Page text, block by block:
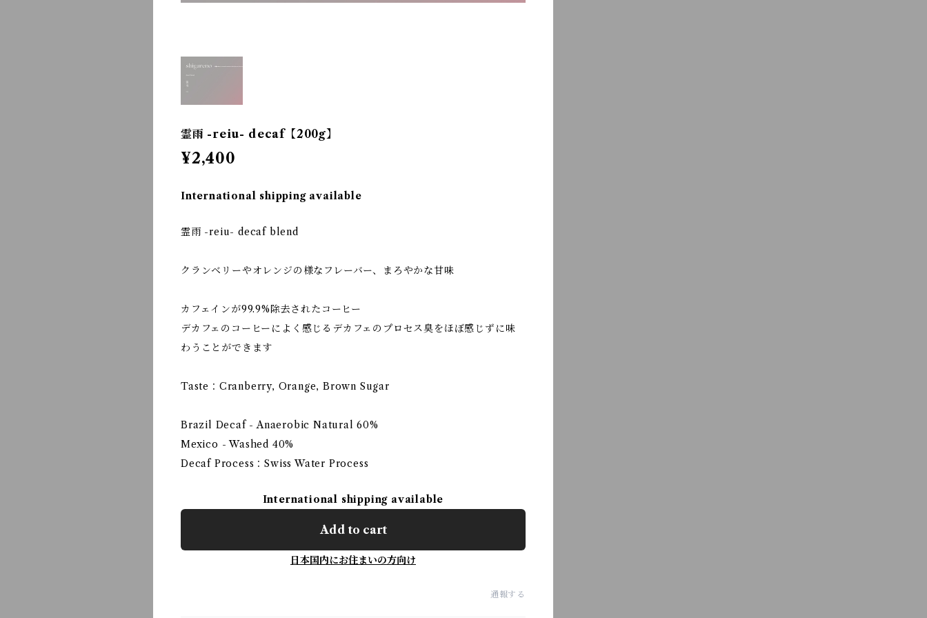
霊雨 -reiu- decaf【200g】
¥2,400
International shipping available
霊雨 -reiu- decaf blend
クランベリーやオレンジの様なフレーバー、まろやかな甘味
カフェインが99.9%除去されたコーヒー
デカフェのコーヒーによく感じるデカフェのプロセス臭をほぼ感じずに味
わうことができます
Taste：Cranberry, Orange, Brown Sugar
Brazil Decaf - Anaerobic Natural 60%
Mexico - Washed 40%
Decaf Process：Swiss Water Process
International shipping available
Add to cart
日本国内にお住まいの方向け
通報する